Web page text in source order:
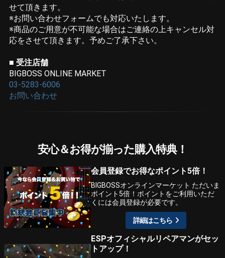
せて頂きます。
※お問い合わせフォームでも対応いたします。
※商品のご用意が不可能な場合はご連絡の上キャンセル対
応をさせて頂きます。予めご了承下さい。
■ 受注店舗
BIGBOSS ONLINE MARKET
03-5283-6006
お問い合わせ
安心＆お得が揃った購入特典！
会員登録でお得なポイント5倍！
BIGBOSSオンラインマーケット ただいま
ポイント5倍！ポイントをご利用いただ
くには会員登録が必要です。
詳細はこちら
ESPオフィシャルリペアマンがセッ
トアップ！